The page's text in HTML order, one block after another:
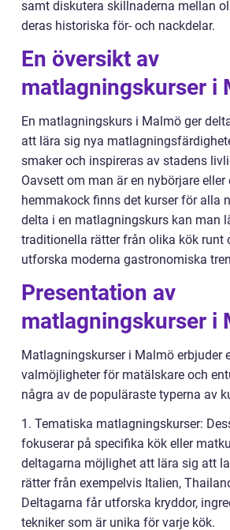
samt diskutera skillnaderna mellan
deras historiska för- och nackdelar.
En översikt av
matlagningskurser i
En matlagningskurs i Malmö ger
att lära sig nya
smaker och inspireras av stadens
Oavsett om man är en nybörjare eller
hemmakock finns det kurser för alla
delta i en matlagningskurs kan man
traditionella rätter från olika kök runt
utforska moderna gastronomiska
Presentation av
matlagningskurser i
Matlagningskurser i Malmö erbjuder
valmöjligheter för matälskare och
några av de populäraste typerna av
1. Tematiska matlagningskurser:
fokuserar på specifika kök eller
deltagarna möjlighet att lära sig att
rätter från exempelvis Italien,
Deltagarna får utforska kryddor,
tekniker som är unika för varje kök.